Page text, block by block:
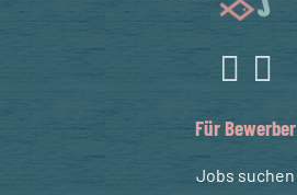
Für Bewerber
Jobs suchen